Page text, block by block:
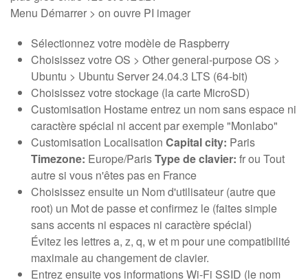
Menu Démarrer > on ouvre PI imager
Sélectionnez votre modèle de Raspberry
Choisissez votre OS > Other general-purpose OS >
Ubuntu > Ubuntu Server 24.04.3 LTS (64-bit)
Choisissez votre stockage (la carte MicroSD)
Customisation Hostame entrez un nom sans espace ni
caractère spécial ni accent par exemple "Monlabo"
Customisation Localisation Capital city: Paris
Timezone: Europe/ParisType de clavier: fr ou Tout
autre si vous n'êtes pas en France
Choisissez ensuite un Nom d'utilisateur (autre que
root) un Mot de passe et confirmez le (faites simple
sans accents ni espaces ni caractère spécial)
Évitez les lettres a, z, q, w et m pour une compatibilité
maximale au changement de clavier.
Entrez ensuite vos informations Wi-Fi SSID (le nom